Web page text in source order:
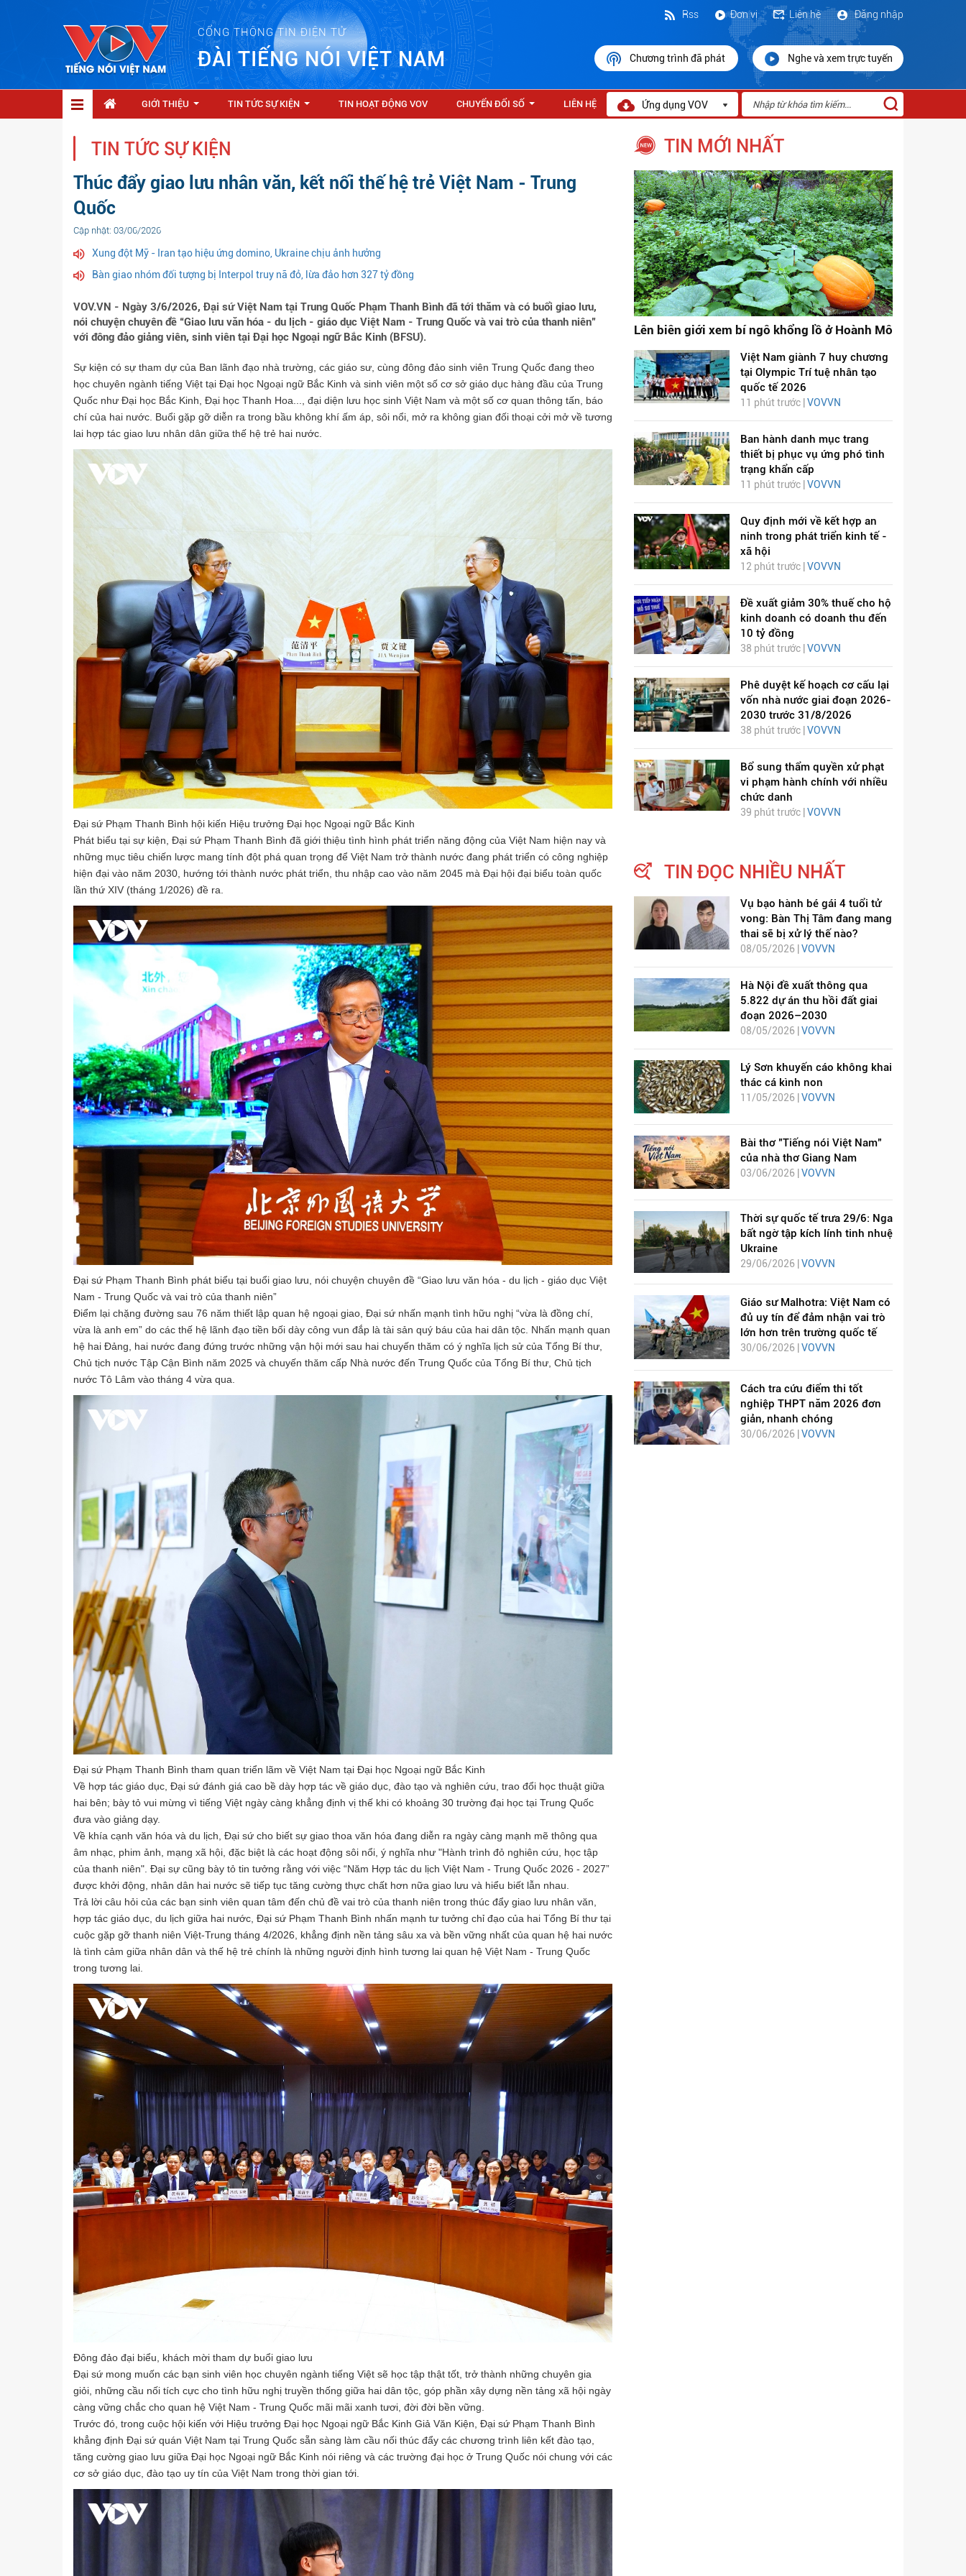
CỔNG THÔNG TIN ĐIỆN TỬ
ĐÀI TIẾNG NÓI VIỆT NAM
Đăng nhập
Liên hệ
Đơn vị
Rss
Chương trình đã phát Nghe và xem trực tuyến
GIỚI THIỆU TIN TỨC SỰ KIỆN TIN HOẠT ĐỘNG VOV CHUYỂN ĐỔI SỐ LIÊN HỆ Ứng dụng VOV
TIN TỨC SỰ KIỆN
Thúc đẩy giao lưu nhân văn, kết nối thế hệ trẻ Việt Nam - Trung
Quốc
Cập nhật: 03/06/2026
Xung đột Mỹ - Iran tạo hiệu ứng domino, Ukraine chịu ảnh hưởng
Bàn giao nhóm đối tượng bị Interpol truy nã đỏ, lừa đảo hơn 327 tỷ đồng
VOV.VN - Ngày 3/6/2026, Đại sứ Việt Nam tại Trung Quốc Phạm Thanh Bình đã tới thăm và có buổi giao lưu,
nói chuyện chuyên đề “Giao lưu văn hóa - du lịch - giáo dục Việt Nam - Trung Quốc và vai trò của thanh niên”
với đông đảo giảng viên, sinh viên tại Đại học Ngoại ngữ Bắc Kinh (BFSU).
Sự kiện có sự tham dự của Ban lãnh đạo nhà trường, các giáo sư, cùng đông đảo sinh viên Trung Quốc đang theo
học chuyên ngành tiếng Việt tại Đại học Ngoại ngữ Bắc Kinh và sinh viên một số cơ sở giáo dục hàng đầu của Trung
Quốc như Đại học Bắc Kinh, Đại học Thanh Hoa..., đại diện lưu học sinh Việt Nam và một số cơ quan thông tấn, báo
chí của hai nước. Buổi gặp gỡ diễn ra trong bầu không khí ấm áp, sôi nổi, mở ra không gian đối thoại cởi mở về tương
lai hợp tác giao lưu nhân dân giữa thế hệ trẻ hai nước.
Đại sứ Phạm Thanh Bình hội kiến Hiệu trưởng Đại học Ngoại ngữ Bắc Kinh
Phát biểu tại sự kiện, Đại sứ Phạm Thanh Bình đã giới thiệu tình hình phát triển năng động của Việt Nam hiện nay và
những mục tiêu chiến lược mang tính đột phá quan trọng để Việt Nam trở thành nước đang phát triển có công nghiệp
hiện đại vào năm 2030, hướng tới thành nước phát triển, thu nhập cao vào năm 2045 mà Đại hội đại biểu toàn quốc
lần thứ XIV (tháng 1/2026) đề ra.
Đại sứ Phạm Thanh Bình phát biểu tại buổi giao lưu, nói chuyện chuyên đề “Giao lưu văn hóa - du lịch - giáo dục Việt
Nam - Trung Quốc và vai trò của thanh niên”
Điểm lại chặng đường sau 76 năm thiết lập quan hệ ngoại giao, Đại sứ nhấn mạnh tình hữu nghị “vừa là đồng chí,
vừa là anh em” do các thế hệ lãnh đạo tiền bối dày công vun đắp là tài sản quý báu của hai dân tộc. Nhấn mạnh quan
hệ hai Đảng, hai nước đang đứng trước những vận hội mới sau hai chuyến thăm có ý nghĩa lịch sử của Tổng Bí thư,
Chủ tịch nước Tập Cận Bình năm 2025 và chuyến thăm cấp Nhà nước đến Trung Quốc của Tổng Bí thư, Chủ tịch
nước Tô Lâm vào tháng 4 vừa qua.
Đại sứ Phạm Thanh Bình tham quan triển lãm về Việt Nam tại Đại học Ngoại ngữ Bắc Kinh
Về hợp tác giáo dục, Đại sứ đánh giá cao bề dày hợp tác về giáo dục, đào tạo và nghiên cứu, trao đổi học thuật giữa
hai bên; bày tỏ vui mừng vì tiếng Việt ngày càng khẳng định vị thế khi có khoảng 30 trường đại học tại Trung Quốc
đưa vào giảng dạy.
Về khía cạnh văn hóa và du lịch, Đại sứ cho biết sự giao thoa văn hóa đang diễn ra ngày càng mạnh mẽ thông qua
âm nhạc, phim ảnh, mạng xã hội, đặc biệt là các hoạt động sôi nổi, ý nghĩa như "Hành trình đỏ nghiên cứu, học tập
của thanh niên". Đại sự cũng bày tỏ tin tưởng rằng với việc “Năm Hợp tác du lịch Việt Nam - Trung Quốc 2026 - 2027”
được khởi động, nhân dân hai nước sẽ tiếp tục tăng cường thực chất hơn nữa giao lưu và hiểu biết lẫn nhau.
Trả lời câu hỏi của các bạn sinh viên quan tâm đến chủ đề vai trò của thanh niên trong thúc đẩy giao lưu nhân văn,
hợp tác giáo dục, du lịch giữa hai nước, Đại sứ Phạm Thanh Bình nhấn mạnh tư tưởng chỉ đạo của hai Tổng Bí thư tại
cuộc gặp gỡ thanh niên Việt-Trung tháng 4/2026, khẳng định nền tảng sâu xa và bền vững nhất của quan hệ hai nước
là tình cảm giữa nhân dân và thế hệ trẻ chính là những người định hình tương lai quan hệ Việt Nam - Trung Quốc
trong tương lai.
Đông đảo đại biểu, khách mời tham dự buổi giao lưu
Đại sứ mong muốn các bạn sinh viên học chuyên ngành tiếng Việt sẽ học tập thật tốt, trở thành những chuyên gia
giỏi, những cầu nối tích cực cho tình hữu nghị truyền thống giữa hai dân tộc, góp phần xây dựng nền tảng xã hội ngày
càng vững chắc cho quan hệ Việt Nam - Trung Quốc mãi mãi xanh tươi, đời đời bền vững.
Trước đó, trong cuộc hội kiến với Hiệu trưởng Đại học Ngoại ngữ Bắc Kinh Giả Văn Kiện, Đại sứ Phạm Thanh Bình
khẳng định Đại sứ quán Việt Nam tại Trung Quốc sẵn sàng làm cầu nối thúc đẩy các chương trình liên kết đào tạo,
tăng cường giao lưu giữa Đại học Ngoại ngữ Bắc Kinh nói riêng và các trường đại học ở Trung Quốc nói chung với các
cơ sở giáo dục, đào tạo uy tín của Việt Nam trong thời gian tới.
TIN MỚI NHẤT
Lên biên giới xem bí ngô khổng lồ ở Hoành Mô
Việt Nam giành 7 huy chương
tại Olympic Trí tuệ nhân tạo
quốc tế 2026
11 phút trước |VOVVN
Ban hành danh mục trang
thiết bị phục vụ ứng phó tình
trạng khẩn cấp
11 phút trước |VOVVN
Quy định mới về kết hợp an
ninh trong phát triển kinh tế -
xã hội
12 phút trước |VOVVN
Đề xuất giảm 30% thuế cho hộ
kinh doanh có doanh thu đến
10 tỷ đồng
38 phút trước |VOVVN
Phê duyệt kế hoạch cơ cấu lại
vốn nhà nước giai đoạn 2026-
2030 trước 31/8/2026
38 phút trước |VOVVN
Bổ sung thẩm quyền xử phạt
vi phạm hành chính với nhiều
chức danh
39 phút trước |VOVVN
TIN ĐỌC NHIỀU NHẤT
Vụ bạo hành bé gái 4 tuổi tử
vong: Bàn Thị Tâm đang mang
thai sẽ bị xử lý thế nào?
08/05/2026 |VOVVN
Hà Nội đề xuất thông qua
5.822 dự án thu hồi đất giai
đoạn 2026–2030
08/05/2026 |VOVVN
Lý Sơn khuyến cáo không khai
thác cá kình non
11/05/2026 |VOVVN
Bài thơ "Tiếng nói Việt Nam"
của nhà thơ Giang Nam
03/06/2026 | VOVVN
Thời sự quốc tế trưa 29/6: Nga
bất ngờ tập kích lính tinh nhuệ
Ukraine
29/06/2026 | VOVVN
Giáo sư Malhotra: Việt Nam có
đủ uy tín để đảm nhận vai trò
lớn hơn trên trường quốc tế
30/06/2026 | VOVVN
Cách tra cứu điểm thi tốt
nghiệp THPT năm 2026 đơn
giản, nhanh chóng
30/06/2026 | VOVVN